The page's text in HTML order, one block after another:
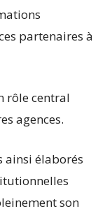
partenaires à
rôle central
agences.
ainsi élaborés
son